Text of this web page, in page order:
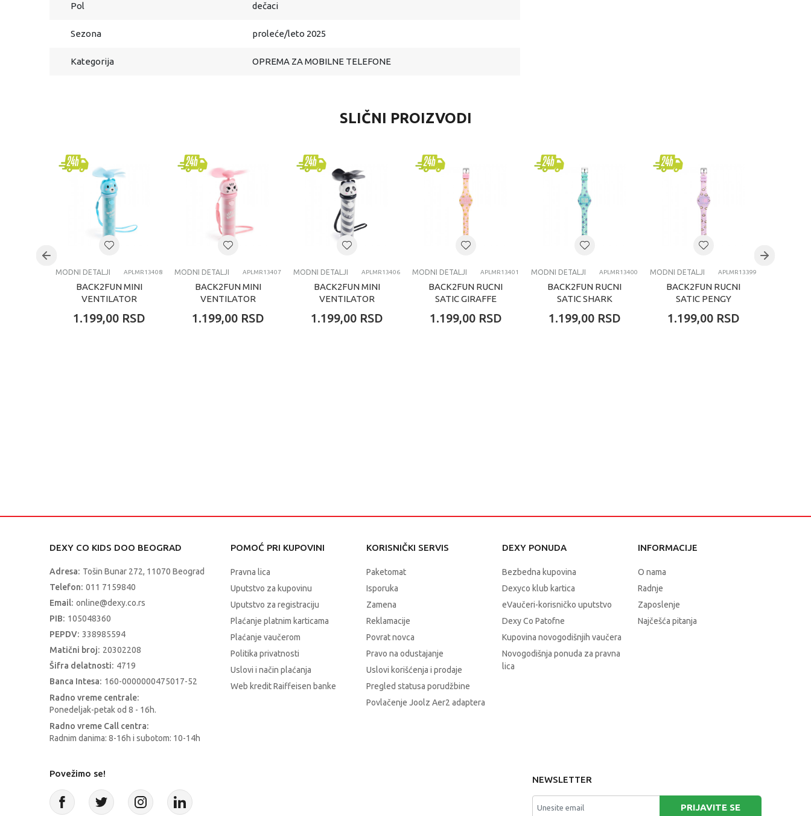
Pol dečaci
Sezona proleće/leto 2025
Kategorija OPREMA ZA MOBILNE TELEFONE
SLIČNI PROIZVODI
MODNI DETALJI APLMR13408
BACK2FUN MINI
VENTILATOR
1.199,00 RSD
MODNI DETALJI APLMR13407
BACK2FUN MINI
VENTILATOR
1.199,00 RSD
MODNI DETALJI APLMR13406
BACK2FUN MINI
VENTILATOR
1.199,00 RSD
MODNI DETALJI APLMR13401
BACK2FUN RUCNI
SATIC GIRAFFE
1.199,00 RSD
MODNI DETALJI APLMR13400
BACK2FUN RUCNI
SATIC SHARK
1.199,00 RSD
MODNI DETALJI APLMR13399
BACK2FUN RUCNI
SATIC PENGY
1.199,00 RSD
DEXY CO KIDS DOO BEOGRAD
Adresa: Tošin Bunar 272, 11070 Beograd
Telefon: 011 7159840
Email: online@dexy.co.rs
PIB: 105048360
PEPDV: 338985594
Matični broj: 20302208
Šifra delatnosti: 4719
Banca Intesa: 160-0000000475017-52
Radno vreme centrale:
Ponedeljak-petak od 8 - 16h.
Radno vreme Call centra:
Radnim danima: 8-16h i subotom: 10-14h
POMOĆ PRI KUPOVINI
Pravna lica
Uputstvo za kupovinu
Uputstvo za registraciju
Plaćanje platnim karticama
Plaćanje vaučerom
Politika privatnosti
Uslovi i način plaćanja
Web kredit Raiffeisen banke
KORISNIČKI SERVIS
Paketomat
Isporuka
Zamena
Reklamacije
Povrat novca
Pravo na odustajanje
Uslovi korišćenja i prodaje
Pregled statusa porudžbine
Povlačenje Joolz Aer2 adaptera
DEXY PONUDA
Bezbedna kupovina
Dexyco klub kartica
eVaučeri-korisničko uputstvo
Dexy Co Patofne
Kupovina novogodišnjih vaučera
Novogodišnja ponuda za pravna
lica
INFORMACIJE
O nama
Radnje
Zaposlenje
Najčešća pitanja
Povežimo se!
NEWSLETTER
PRIJAVITE SE